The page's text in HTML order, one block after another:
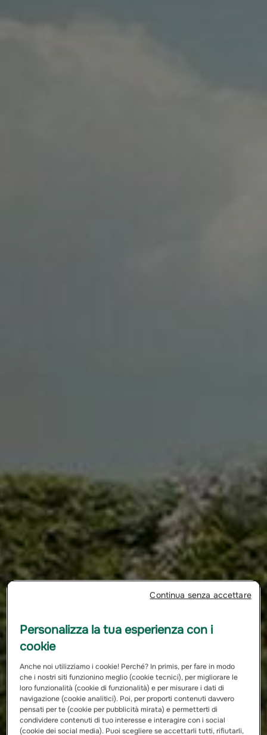
Personalizza la tua esperienza con i
cookie
Anche noi utilizziamo i cookie! Perché? In primis, per fare in modo
che i nostri siti funzionino meglio (cookie tecnici), per migliorare le
loro funzionalità (cookie di funzionalità) e per misurare i dati di
navigazione (cookie analitici). Poi, per proporti contenuti davvero
pensati per te (cookie per pubblicità mirata) e permetterti di
condividere contenuti di tuo interesse e interagire con i social
(cookie dei social media). Puoi scegliere se accettarli tutti, rifiutarli,
Continua senza accettare